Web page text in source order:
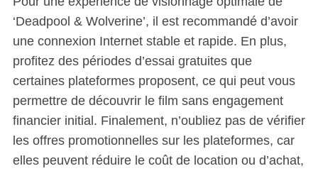
‘Deadpool & Wolverine’, il est recommandé d’avoir
une connexion Internet stable et rapide. En plus,
profitez des périodes d’essai gratuites que
certaines plateformes proposent, ce qui peut vous
permettre de découvrir le film sans engagement
financier initial. Finalement, n’oubliez pas de vérifier
les offres promotionnelles sur les plateformes, car
elles peuvent réduire le coût de location ou d’achat,